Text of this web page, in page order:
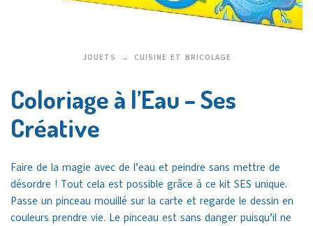
JOUETS CUISINE ET BRICOLAGE
Coloriage à l’Eau – Ses
Créative
Faire de la magie avec de l’eau et peindre sans mettre de
désordre ! Tout cela est possible grâce à ce kit SES unique.
Passe un pinceau mouillé sur la carte et regarde le dessin en
couleurs prendre vie. Le pinceau est sans danger puisqu’il ne